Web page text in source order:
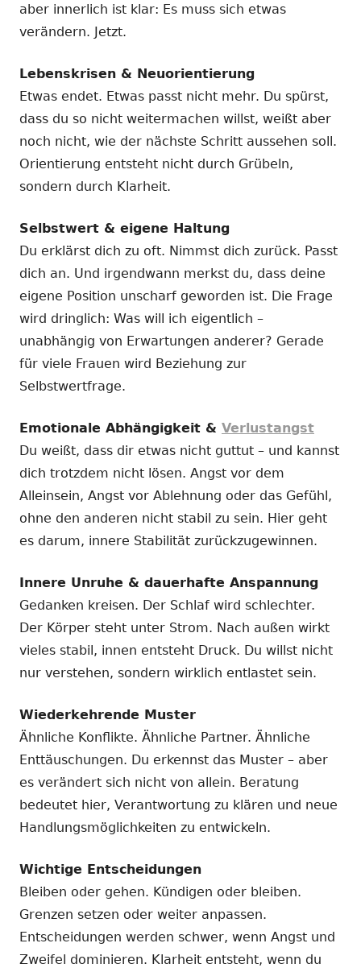
aber innerlich ist klar: Es muss sich etwas
verändern. Jetzt.
Lebenskrisen & Neuorientierung
Etwas endet. Etwas passt nicht mehr. Du spürst,
dass du so nicht weitermachen willst, weißt aber
noch nicht, wie der nächste Schritt aussehen soll.
Orientierung entsteht nicht durch Grübeln,
sondern durch Klarheit.
Selbstwert & eigene Haltung
Du erklärst dich zu oft. Nimmst dich zurück. Passt
dich an. Und irgendwann merkst du, dass deine
eigene Position unscharf geworden ist. Die Frage
wird dringlich: Was will ich eigentlich –
unabhängig von Erwartungen anderer? Gerade
für viele Frauen wird Beziehung zur
Selbstwertfrage.
Emotionale Abhängigkeit & Verlustangst
Du weißt, dass dir etwas nicht guttut – und kannst
dich trotzdem nicht lösen. Angst vor dem
Alleinsein, Angst vor Ablehnung oder das Gefühl,
ohne den anderen nicht stabil zu sein. Hier geht
es darum, innere Stabilität zurückzugewinnen.
Innere Unruhe & dauerhafte Anspannung
Gedanken kreisen. Der Schlaf wird schlechter.
Der Körper steht unter Strom. Nach außen wirkt
vieles stabil, innen entsteht Druck. Du willst nicht
nur verstehen, sondern wirklich entlastet sein.
Wiederkehrende Muster
Ähnliche Konflikte. Ähnliche Partner. Ähnliche
Enttäuschungen. Du erkennst das Muster – aber
es verändert sich nicht von allein. Beratung
bedeutet hier, Verantwortung zu klären und neue
Handlungsmöglichkeiten zu entwickeln.
Wichtige Entscheidungen
Bleiben oder gehen. Kündigen oder bleiben.
Grenzen setzen oder weiter anpassen.
Entscheidungen werden schwer, wenn Angst und
Zweifel dominieren. Klarheit entsteht, wenn du